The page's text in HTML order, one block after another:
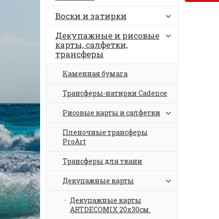
Воски и затирки
Декупажные и рисовые
карты, салфетки,
трансферы
Каменная бумага
Трансферы-натирки Cadence
Рисовые карты и салфетки
Пленочные трансферы
ProArt
Трансферы для ткани
Декупажные карты
Декупажные карты
ARTDECOMIX 20х30см.